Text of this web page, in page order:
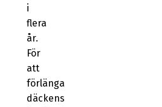
i
flera
år.
För
att
förlänga
däckens